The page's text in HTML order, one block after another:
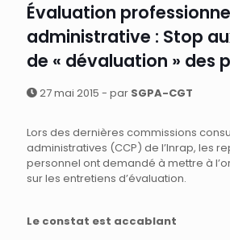
Évaluation
administrative : Stop
de « dévaluation » des
27 mai 2015 - par SGPA-CGT
Lors des dernières commissions
administratives (CCP) de l’Inrap, les
personnel ont demandé à mettre à
sur les entretiens d’évaluation.
Le constat est accablant